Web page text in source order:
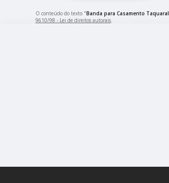
O conteúdo do texto "Banda para Casamento Taquaral
9610/98 - Lei de direitos autorais.